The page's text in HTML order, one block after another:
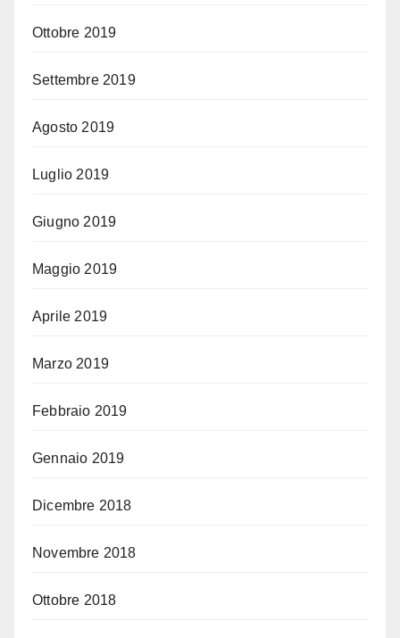
Ottobre 2019
Settembre 2019
Agosto 2019
Luglio 2019
Giugno 2019
Maggio 2019
Aprile 2019
Marzo 2019
Febbraio 2019
Gennaio 2019
Dicembre 2018
Novembre 2018
Ottobre 2018